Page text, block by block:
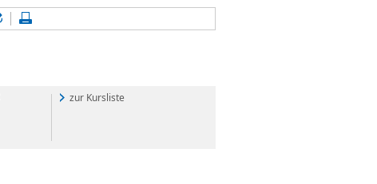
Inhalte aktualisieren
zur Kursliste